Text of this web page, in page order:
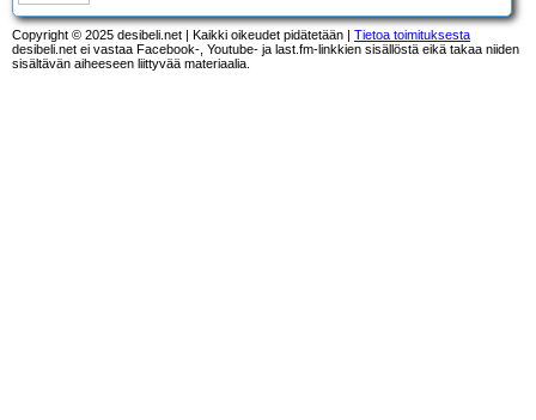
Copyright © 2025 desibeli.net | Kaikki oikeudet pidätetään | Tietoa toimituksesta
desibeli.net ei vastaa Facebook-, Youtube- ja last.fm-linkkien sisällöstä eikä takaa niiden
sisältävän aiheeseen liittyvää materiaalia.